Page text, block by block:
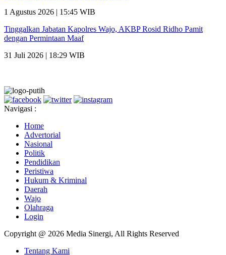
1 Agustus 2026 | 15:45 WIB
Tinggalkan Jabatan Kapolres Wajo, AKBP Rosid Ridho Pamit
dengan Permintaan Maaf
31 Juli 2026 | 18:29 WIB
Navigasi :
Home
Advertorial
Nasional
Politik
Pendidikan
Peristiwa
Hukum & Kriminal
Daerah
Wajo
Olahraga
Login
Copyright @ 2026 Media Sinergi, All Rights Reserved
Tentang Kami